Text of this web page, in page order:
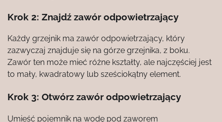
Krok 2: Znajdź zawór odpowietrzający
Każdy grzejnik ma zawór odpowietrzający, który
zazwyczaj znajduje się na górze grzejnika, z boku.
Zawór ten może mieć różne kształty, ale najczęściej jest
to mały, kwadratowy lub sześciokątny element.
Krok 3: Otwórz zawór odpowietrzający
Umieść pojemnik na wodę pod zaworem